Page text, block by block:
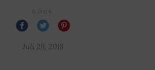
RODE
Juli 29, 2018